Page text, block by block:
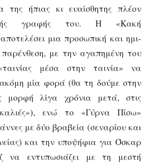
της ήπιας κι ευαίσθητης πλέον
γραφής του. Η «Κακή
μια προσωπική και ημι-
παρένθεση, με την αγαπημένη του
μέσα στην ταινία» να
ακόμη μία φορά (θα τη δούμε στην
μορφή λίγα χρόνια μετά, στις
ενώ το «Γύρνα Πίσω»
με δύο βραβεία (σεναρίου και
και την υποψήφια για Όσκαρ
να εντυπωσιάζει με τη μεστή